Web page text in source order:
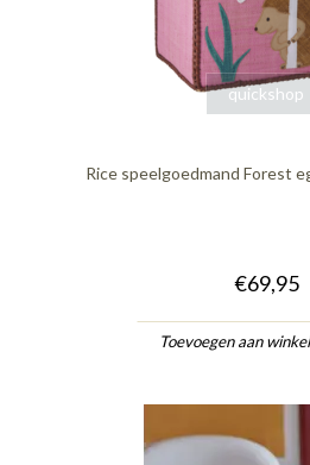
quickshop
Rice speelgoedmand Forest
€69,95
Toevoegen aan